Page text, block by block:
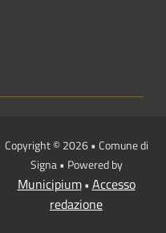
Copyright © 2026 • Comune di
Signa • Powered by
Municipium• Accesso
redazione